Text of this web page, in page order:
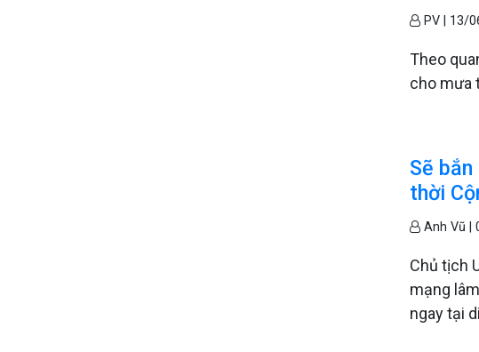
PV | 13/
Theo
cho mưa
Sẽ
thời
Anh Vũ |
Chủ tịch
mạng
ngay tại